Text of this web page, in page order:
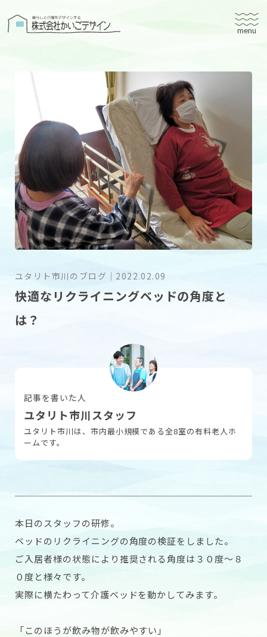
株式会社かいごデザイン
有料老人ホームユタリト
ユタリト船橋
ユタリト市川
デイサービスネスト実籾
建築設計
ブログ
会社案内
お問い合わせ
ユタリト市川のブログ ｜ 2022.02.09
快適なリクライニングベッドの角度と
は？
記事を書いた人
ユタリト市川スタッフ
ユタリト市川は、市内最小規模である全8室の有料老人ホ
ームです。
本日のスタッフの研修。
ベッドのリクライニングの角度の検証をしました。
ご入居者様の状態により推奨される角度は３０度～８
０度と様々です。
実際に横たわって介護ベッドを動かしてみます。
「このほうが飲み物が飲みやすい」